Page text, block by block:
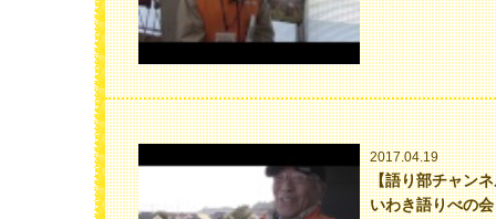
2017.04.19
【語り部チャン
いわき語りべの